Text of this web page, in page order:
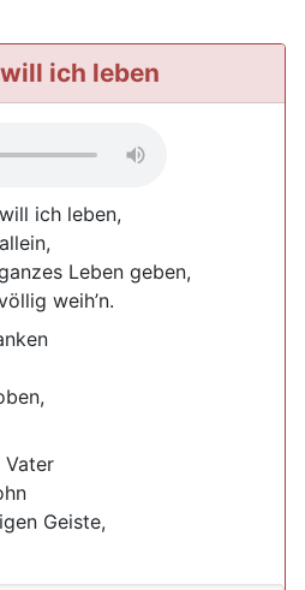
ich leben
ich leben,
Leben geben,
weih’n.
Vater
Geiste,